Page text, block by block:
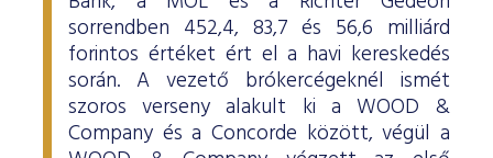
sorrendben 452,4, 83,7 és 56,6 milliárd
forintos értéket ért el a havi kereskedés
során. A vezető brókercégeknél ismét
szoros verseny alakult ki a WOOD &
Company és a Concorde között, végül a